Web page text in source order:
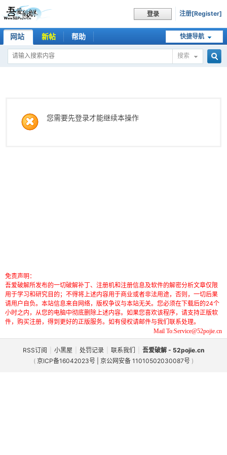
登录 注册[Register]
快捷导航
网站 新帖 帮助
搜索
您需要先登录才能继续本操作
免责声明：
吾爱破解所发布的一切破解补丁、注册机和注册信息及软件的解密分析文章仅限
用于学习和研究目的；不得将上述内容用于商业或者非法用途，否则，一切后果
请用户自负。本站信息来自网络，版权争议与本站无关。您必须在下载后的24个
小时之内，从您的电脑中彻底删除上述内容。如果您喜欢该程序，请支持正版软
件，购买注册，得到更好的正版服务。如有侵权请邮件与我们联系处理。
Mail To:Service@52pojie.cn
RSS订阅 小黑屋 处罚记录 联系我们
吾爱破解 - 52pojie.cn
( 京ICP备16042023号 | 京公网安备 11010502030087号 )